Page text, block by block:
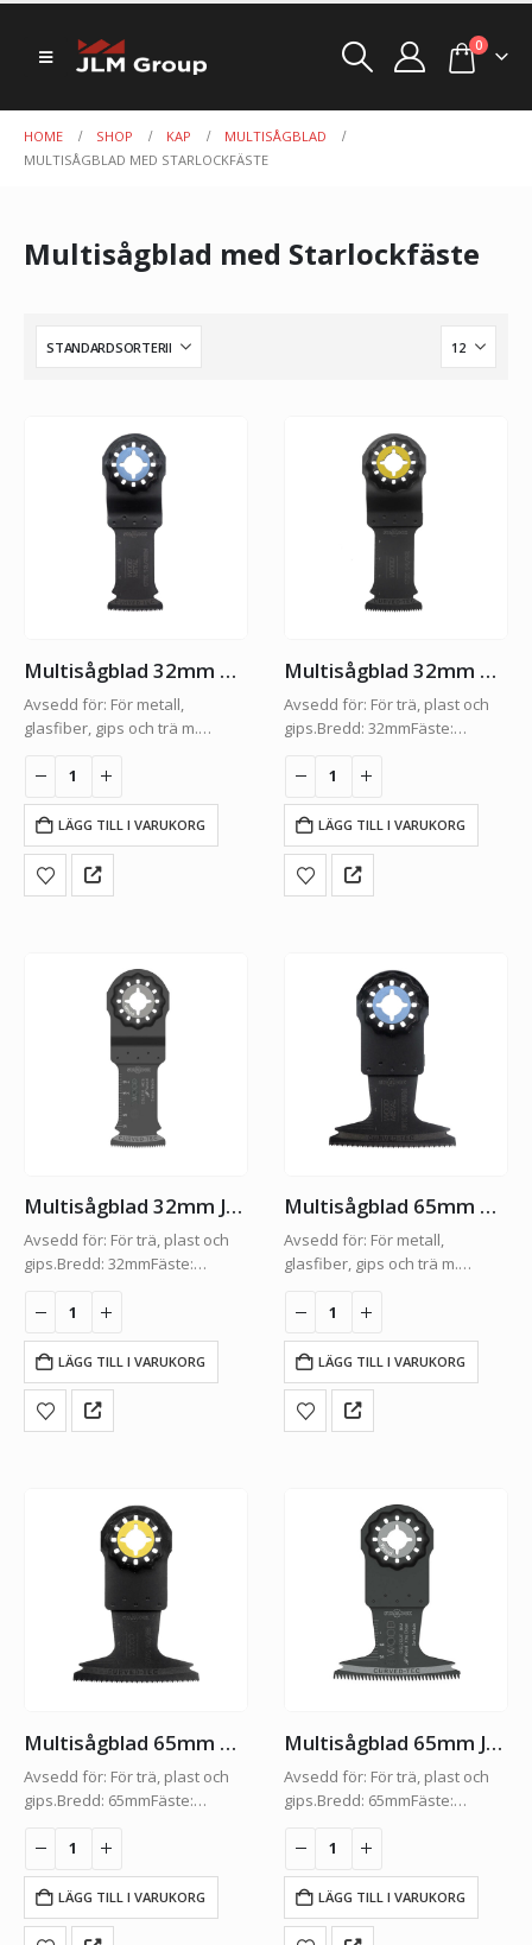
0
HOME SHOP KAP
MULTISÅGBLAD
MULTISÅGBLAD MED STARLOCKFÄSTE
Multisågblad med Starlockfäste
Multisågblad 32mm Bi-metall
Avsedd för: För metall,
glasfiber, gips och trä m.
STARLOCKFörpacking: 1-Pack
LÄGG TILL I VARUKORG
Multisågblad 32mm HSS
Avsedd för: För trä, plast och
gips.Bredd: 32mmFäste:
LÄGG TILL I VARUKORG
Multisågblad 32mm Japan
Avsedd för: För trä, plast och
gips.Bredd: 32mmFäste:
LÄGG TILL I VARUKORG
Multisågblad 65mm Bi-metall
Avsedd för: För metall,
glasfiber, gips och trä m.
STARLOCKFörpacking: 1-Pack
LÄGG TILL I VARUKORG
Multisågblad 65mm HSS
Avsedd för: För trä, plast och
gips.Bredd: 65mmFäste:
LÄGG TILL I VARUKORG
Multisågblad 65mm Japan
Avsedd för: För trä, plast och
gips.Bredd: 65mmFäste:
LÄGG TILL I VARUKORG